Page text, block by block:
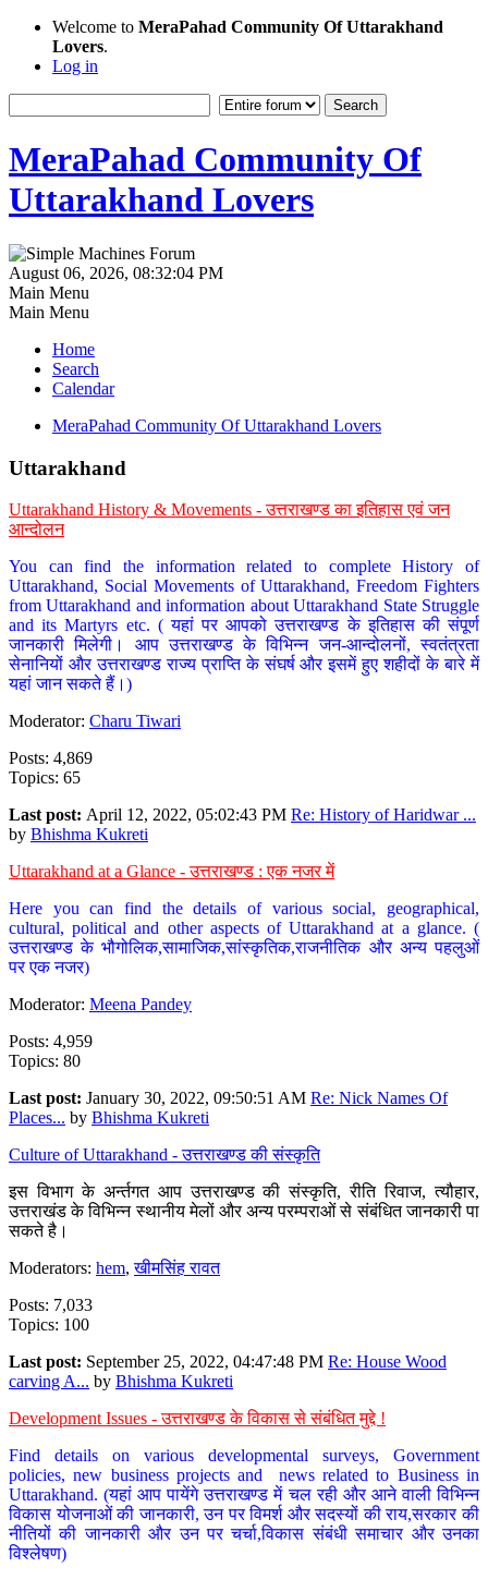
Welcome to MeraPahad Community Of Uttarakhand
Lovers.
Log in
MeraPahad Community Of
Uttarakhand Lovers
August 06, 2026, 08:32:04 PM
Main Menu
Main Menu
Home
Search
Calendar
MeraPahad Community Of Uttarakhand Lovers
Uttarakhand
Uttarakhand History & Movements - उत्तराखण्ड का इतिहास एवं जन
आन्दोलन
You can find the information related to complete History of
Uttarakhand, Social Movements of Uttarakhand, Freedom Fighters
from Uttarakhand and information about Uttarakhand State Struggle
and its Martyrs etc. ( यहां पर आपको उत्तराखण्ड के इतिहास की संपूर्ण
जानकारी मिलेगी। आप उत्तराखण्ड के विभिन्न जन-आन्दोलनों, स्वतंत्रता
सेनानियों और उत्तराखण्ड राज्य प्राप्ति के संघर्ष और इसमें हुए शहीदों के बारे में
यहां जान सकते हैं।)
Moderator: Charu Tiwari
Posts: 4,869
Topics: 65
Last post: April 12, 2022, 05:02:43 PM Re: History of Haridwar ...
by Bhishma Kukreti
Uttarakhand at a Glance - उत्तराखण्ड : एक नजर में
Here you can find the details of various social, geographical,
cultural, political and other aspects of Uttarakhand at a glance. (
उत्तराखण्ड के भौगोलिक,सामाजिक,सांस्कृतिक,राजनीतिक और अन्य पहलुओं
पर एक नजर)
Moderator: Meena Pandey
Posts: 4,959
Topics: 80
Last post: January 30, 2022, 09:50:51 AM Re: Nick Names Of
Places... by Bhishma Kukreti
Culture of Uttarakhand - उत्तराखण्ड की संस्कृति
इस विभाग के अर्न्तगत आप उत्तराखण्ड की संस्कृति, रीति रिवाज, त्यौहार,
उत्तराखंड के विभिन्न स्थानीय मेलों और अन्य परम्पराओं से संबंधित जानकारी पा
सकते है।
Moderators: hem,खीमसिंह रावत
Posts: 7,033
Topics: 100
Last post: September 25, 2022, 04:47:48 PM Re: House Wood
carving A... by Bhishma Kukreti
Development Issues - उत्तराखण्ड के विकास से संबंधित मुद्दे !
Find details on various developmental surveys, Government
policies, new business projects and news related to Business in
Uttarakhand. (यहां आप पायेंगे उत्तराखण्ड में चल रही और आने वाली विभिन्न
विकास योजनाओं की जानकारी, उन पर विमर्श और सदस्यों की राय,सरकार की
नीतियों की जानकारी और उन पर चर्चा,विकास संबंधी समाचार और उनका
विश्लेषण)